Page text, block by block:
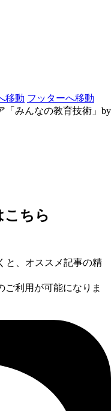
移動 フッターへ移動
「みんなの教育技術」by
こちら
と、オススメ記事の精
ご利用が可能になりま